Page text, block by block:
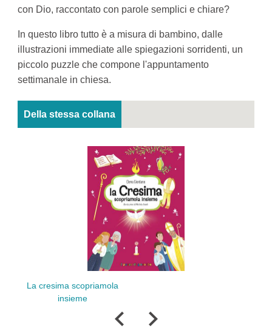
con Dio, raccontato con parole semplici e chiare?
In questo libro tutto è a misura di bambino, dalle
illustrazioni immediate alle spiegazioni sorridenti, un
piccolo puzzle che compone l'appuntamento
settimanale in chiesa.
Della stessa collana
cresima scopriamola